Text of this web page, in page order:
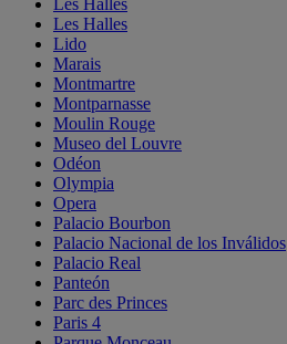
Les Halles
Les Halles
Lido
Marais
Montmartre
Montparnasse
Moulin Rouge
Museo del Louvre
Odéon
Olympia
Opera
Palacio Bourbon
Palacio Nacional de los Inválidos
Palacio Real
Panteón
Parc des Princes
Paris 4